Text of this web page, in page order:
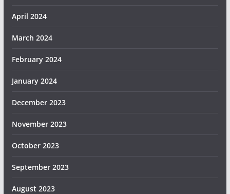
April 2024
March 2024
February 2024
January 2024
December 2023
November 2023
October 2023
September 2023
August 2023